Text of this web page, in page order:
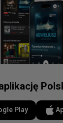
Play